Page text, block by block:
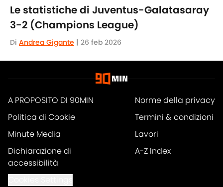
Le statistiche di Juventus-Galatasaray
3-2 (Champions League)
Di Andrea Gigante | 26 feb 2026
A PROPOSITO DI 90MIN
Norme della privacy
Politica di Cookie
Termini & condizioni
Minute Media
Lavori
Dichiarazione di
accessibilità
A-Z Index